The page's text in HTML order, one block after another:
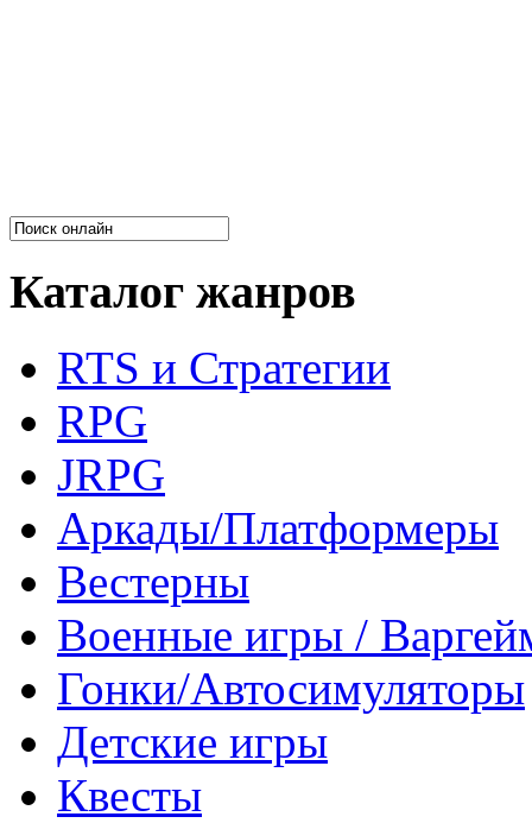
Каталог жанров
RTS и Стратегии
RPG
JRPG
Аркады/Платформеры
Вестерны
Военные игры /
Гонки/Автосимуляторы
Детские игры
Квесты